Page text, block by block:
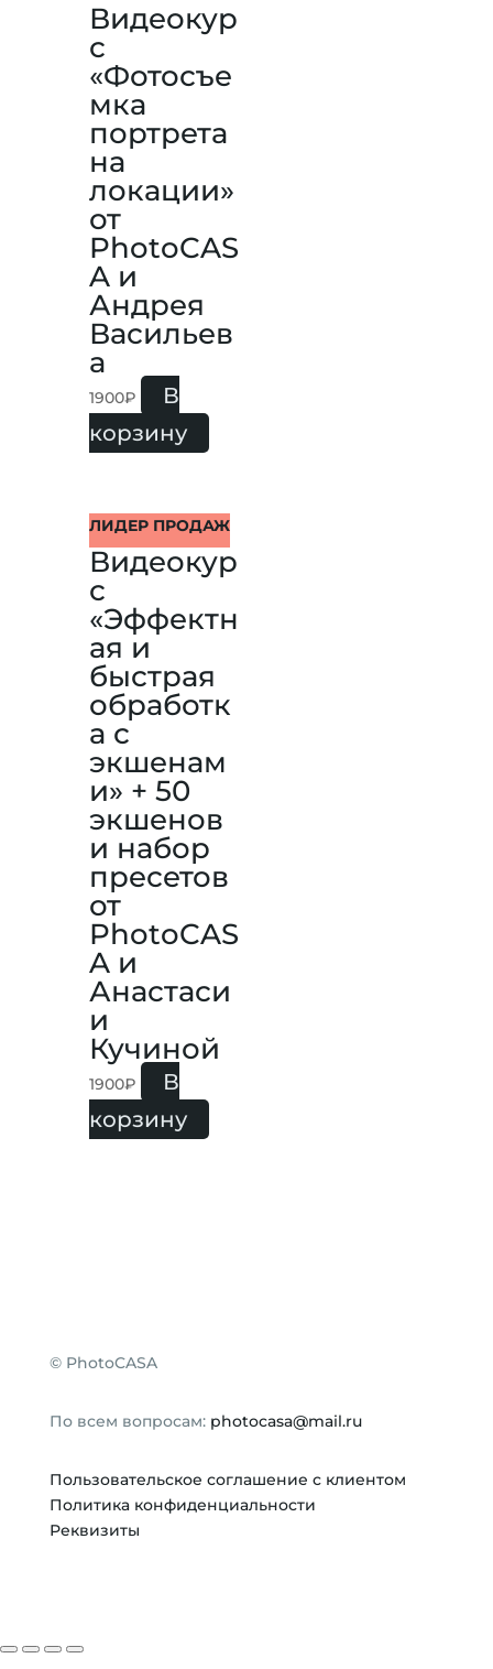
Видеокур
с
«Фотосъе
мка
портрета
на
локации»
от
PhotoCAS
A и
Андрея
Васильев
а
1900₽
В
корзину
ЛИДЕР ПРОДАЖ
Видеокур
с
«Эффектн
ая и
быстрая
обработк
а с
экшенам
и» + 50
экшенов
и набор
пресетов
от
PhotoCAS
A и
Анастаси
и
Кучиной
1900₽
В
корзину
© PhotoCASA
По всем вопросам: photocasa@mail.ru
Пользовательское соглашение с клиентом
Политика конфиденциальности
Реквизиты